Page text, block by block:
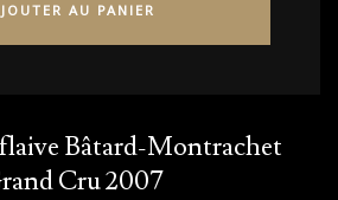
AU PANIER
Bâtard-Montrachet
Cru 2007